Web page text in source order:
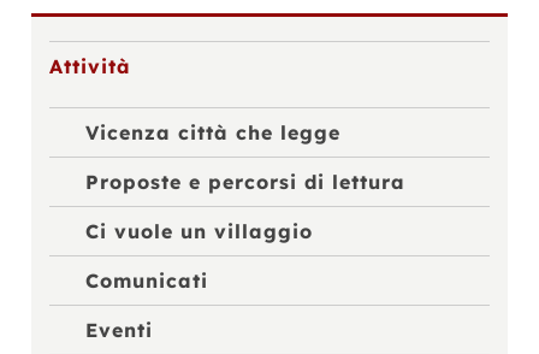
Attività
Vicenza città che legge
Proposte e percorsi di lettura
Ci vuole un villaggio
Comunicati
Eventi